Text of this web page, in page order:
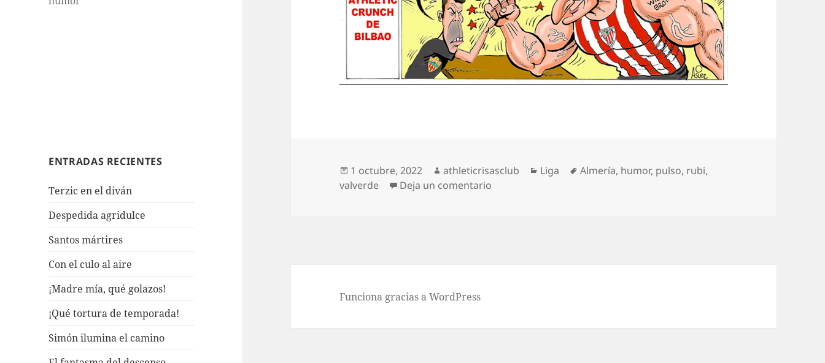
ENTRADAS RECIENTES
Terzic en el diván
Despedida agridulce
Santos mártires
Con el culo al aire
¡Madre mía, qué golazos!
¡Qué tortura de temporada!
Simón ilumina el camino
Publicado
el
1 octubre, 2022 Autor
athleticrisasclub Categorías
Liga Etiquetas
Almería, humor, pulso, rubi,
valverde
Deja un comentario
Funciona gracias a WordPress